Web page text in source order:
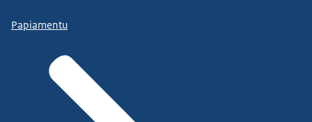
Papiamentu